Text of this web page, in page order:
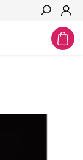
Hledat